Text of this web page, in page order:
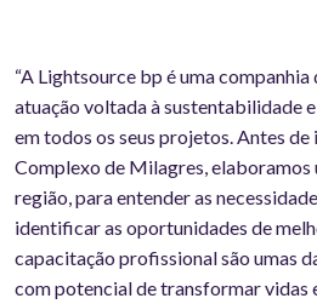
“A Lightsource bp é uma
atuação voltada à sustentabilidade
em todos os seus projetos. Antes
Complexo de Milagres, elaboramos
região, para entender as
identificar as oportunidades de
capacitação profissional são umas
com potencial de transformar vidas